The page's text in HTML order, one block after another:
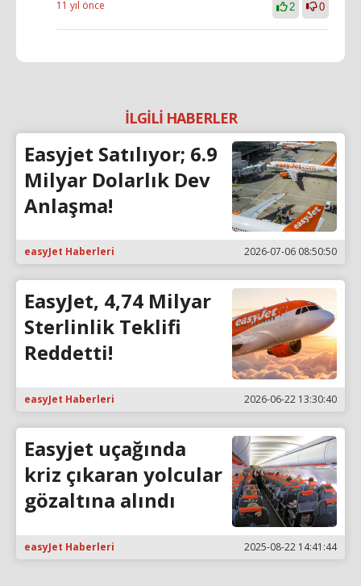
11 yıl önce 2 0
İLGİLİ HABERLER
Easyjet Satılıyor; 6.9
Milyar Dolarlık Dev
Anlaşma!
easyJet Haberleri 2026-07-06 08:50:50
EasyJet, 4,74 Milyar
Sterlinlik Teklifi
Reddetti!
easyJet Haberleri 2026-06-22 13:30:40
Easyjet uçağında
kriz çıkaran yolcular
gözaltına alındı
easyJet Haberleri 2025-08-22 14:41:44